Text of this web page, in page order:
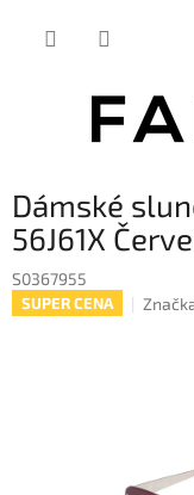
Dámské
56J61X
S0367955
SUPER CENA